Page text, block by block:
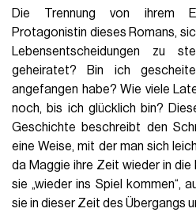
Die Trennung von ihrem
Protagonistin dieses Romans,
Lebensentscheidungen zu
geheiratet? Bin ich
angefangen habe? Wie viele
noch, bis ich glücklich bin?
Geschichte beschreibt den
eine Weise, mit der man sich
da Maggie ihre Zeit wieder in die
sie „wieder ins Spiel kommen“,
sie in dieser Zeit des Übergangs